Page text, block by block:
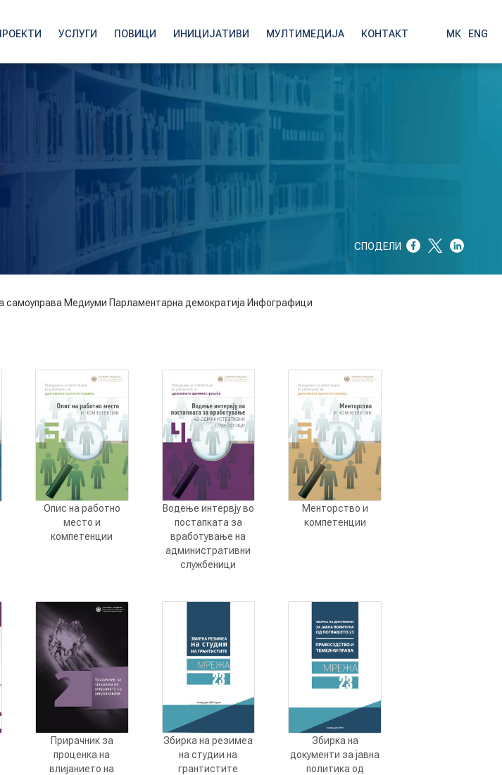
УСЛУГИ ПОВИЦИ ИНИЦИЈАТИВИ МУЛТИМЕДИЈА КОНТАКТ МК ENG
СПОДЕЛИ
самоуправа Медиуми Парламентарна демократија Инфографици
Опис на работно
место и
компетенции
Водење интервју во
постапката за
вработување на
административни
службеници
Менторство и
компетенции
Прирачник за
проценка на
влијанието на
Збирка на резимеа
на студии на
грантистите
Збирка на
документи за јавна
политика од